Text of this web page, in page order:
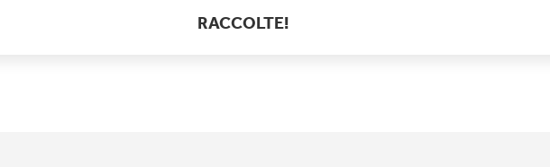
RACCOLTE!